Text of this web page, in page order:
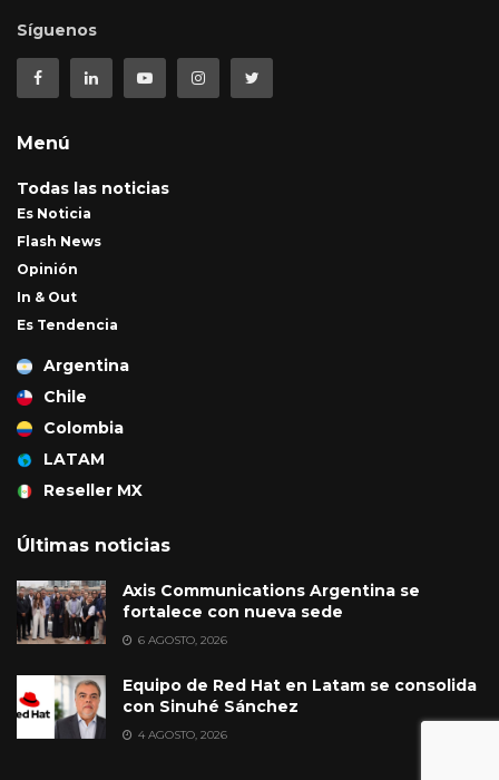
Síguenos
Menú
Todas las noticias
Es Noticia
Flash News
Opinión
In & Out
Es Tendencia
Argentina
Chile
Colombia
LATAM
Reseller MX
Últimas noticias
Axis Communications Argentina se
fortalece con nueva sede
6 AGOSTO, 2026
Equipo de Red Hat en Latam se consolida
con Sinuhé Sánchez
4 AGOSTO, 2026